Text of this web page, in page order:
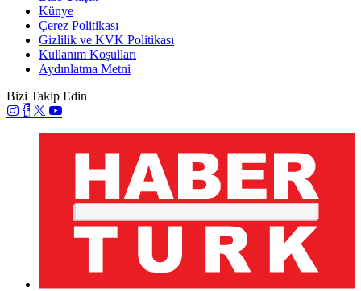
Künye
Çerez Politikası
Gizlilik ve KVK Politikası
Kullanım Koşulları
Aydınlatma Metni
Bizi Takip Edin